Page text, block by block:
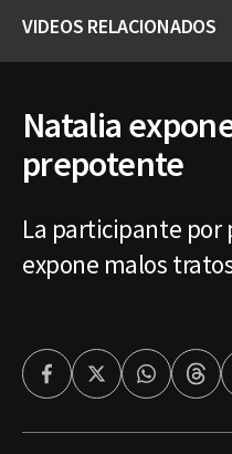
VIDEOS RELACIONADOS
Natalia
prepotente
La participante por
expone malos
FacebookTwitterWhatsapp